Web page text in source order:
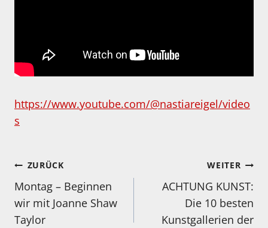
https://www.youtube.com/@nastiareigel/video
s
Beitragsnavigation
ZURÜCK
Montag – Beginnen
wir mit Joanne Shaw
Taylor
WEITER
ACHTUNG KUNST:
Die 10 besten
Kunstgallerien der